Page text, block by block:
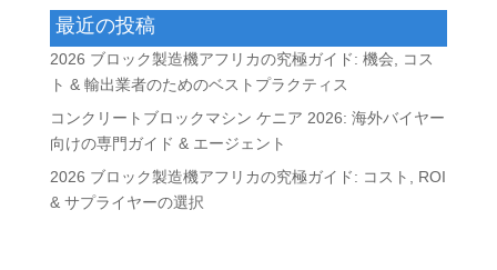
最近の投稿
2026 ブロック製造機アフリカの究極ガイド: 機会, コス
ト & 輸出業者のためのベストプラクティス
コンクリートブロックマシン ケニア 2026: 海外バイヤー
向けの専門ガイド & エージェント
2026 ブロック製造機アフリカの究極ガイド: コスト, ROI
& サプライヤーの選択